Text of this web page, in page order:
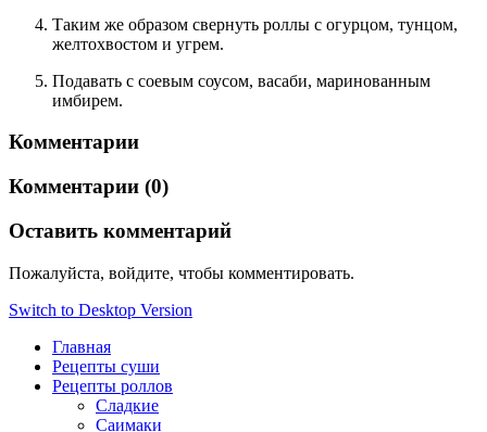
Таким же образом свернуть роллы с огурцом, тунцом,
желтохвостом и угрем.
Подавать с соевым соусом, васаби, маринованным
имбирем.
Комментарии
Комментарии (0)
Оставить комментарий
Пожалуйста, войдите, чтобы комментировать.
Switch to Desktop Version
Главная
Рецепты суши
Рецепты роллов
Сладкие
Саимаки